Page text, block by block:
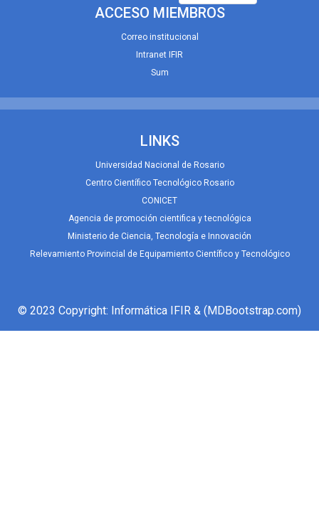
ACCESO MIEMBROS
Correo institucional
Intranet IFIR
Sum
LINKS
Universidad Nacional de Rosario
Centro Científico Tecnológico Rosario
CONICET
Agencia de promoción cientifica y tecnológica
Ministerio de Ciencia, Tecnología e Innovación
Relevamiento Provincial de Equipamiento Científico y Tecnológico
© 2023 Copyright: Informática IFIR & (MDBootstrap.com)